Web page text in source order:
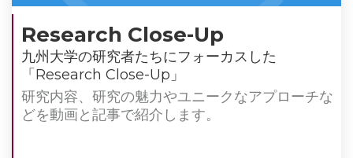
Research Close-Up
九州⼤学の研究者たちにフォーカスした
「Research Close-Up」
研究内容、研究の魅⼒やユニークなアプローチな
どを動画と記事で紹介します。